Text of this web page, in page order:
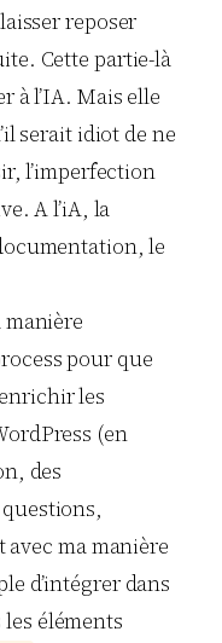
reposer
Cette partie-là
à l’IA. Mais elle
serait idiot de ne
l’imperfection
A l’iA, la
le
manière
pour que
les
(en
des
ma manière
d’intégrer dans
éléments